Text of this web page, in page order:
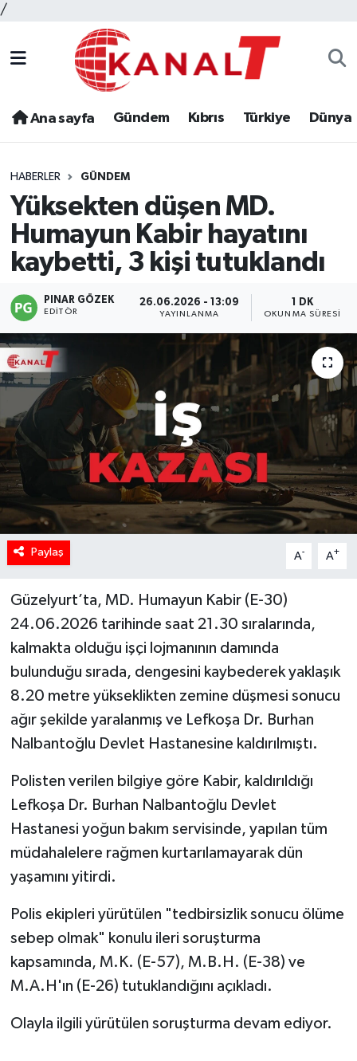
/
Ana sayfa Gündem Kıbrıs Türkiye Dünya
HABERLER GÜNDEM
Yüksekten düşen MD.
Humayun Kabir hayatını
kaybetti, 3 kişi tutuklandı
PINAR GÖZEK
EDITÖR
26.06.2026 - 13:09
YAYINLANMA
1 DK
OKUNMA SÜRESI
Paylaş A- A+
Güzelyurt’ta, MD. Humayun Kabir (E-30)
24.06.2026 tarihinde saat 21.30 sıralarında,
kalmakta olduğu işçi lojmanının damında
bulunduğu sırada, dengesini kaybederek yaklaşık
8.20 metre yükseklikten zemine düşmesi sonucu
ağır şekilde yaralanmış ve Lefkoşa Dr. Burhan
Nalbantoğlu Devlet Hastanesine kaldırılmıştı.
Polisten verilen bilgiye göre Kabir, kaldırıldığı
Lefkoşa Dr. Burhan Nalbantoğlu Devlet
Hastanesi yoğun bakım servisinde, yapılan tüm
müdahalelere rağmen kurtarılamayarak dün
yaşamını yitirdi.
Polis ekipleri yürütülen "tedbirsizlik sonucu ölüme
sebep olmak" konulu ileri soruşturma
kapsamında, M.K. (E-57), M.B.H. (E-38) ve
M.A.H'ın (E-26) tutuklandığını açıkladı.
Olayla ilgili yürütülen soruşturma devam ediyor.